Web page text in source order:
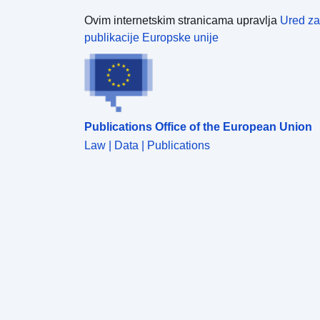
Ovim internetskim stranicama upravlja Ured za
publikacije Europske unije
Publications Office of the European Union
Law | Data | Publications